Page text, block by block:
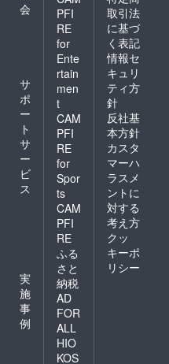
会
サ
ポ
ー
ト
サ
ー
ビ
ス
実
施
事
例
PFI
RE
for
Ente
rtain
men
t
CAM
PFI
RE
for
Spor
ts
CAM
PFI
RE
ふる
さと
納税
AD
FOR
ALL
HIO
KOS
取引法
に基づ
く表記
情報セ
キュリ
ティ方
針
反社基
本方針
カスタ
マーハ
ラスメ
ントに
対する
考え方
クッ
キーポ
リシー